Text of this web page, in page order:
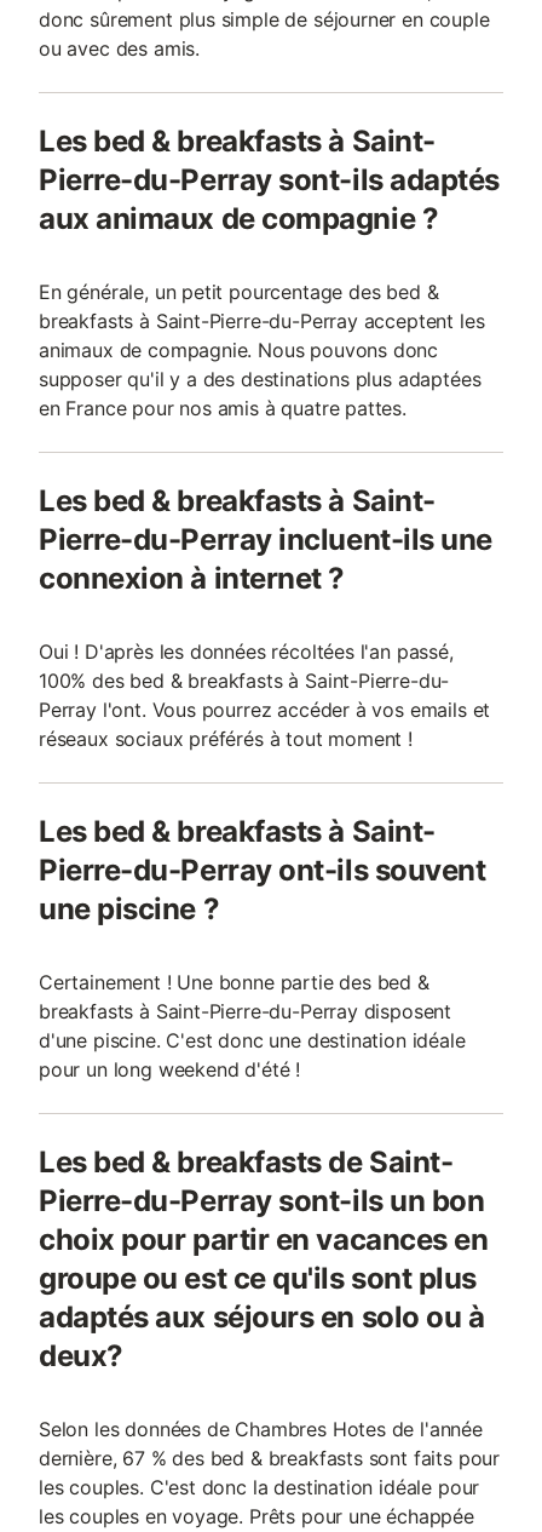
donc sûrement plus simple de séjourner en couple
ou avec des amis.
Les bed & breakfasts à Saint-
Pierre-du-Perray sont-ils adaptés
aux animaux de compagnie ?
En générale, un petit pourcentage des bed &
breakfasts à Saint-Pierre-du-Perray acceptent les
animaux de compagnie. Nous pouvons donc
supposer qu'il y a des destinations plus adaptées
en France pour nos amis à quatre pattes.
Les bed & breakfasts à Saint-
Pierre-du-Perray incluent-ils une
connexion à internet ?
Oui ! D'après les données récoltées l'an passé,
100% des bed & breakfasts à Saint-Pierre-du-
Perray l'ont. Vous pourrez accéder à vos emails et
réseaux sociaux préférés à tout moment !
Les bed & breakfasts à Saint-
Pierre-du-Perray ont-ils souvent
une piscine ?
Certainement ! Une bonne partie des bed &
breakfasts à Saint-Pierre-du-Perray disposent
d'une piscine. C'est donc une destination idéale
pour un long weekend d'été !
Les bed & breakfasts de Saint-
Pierre-du-Perray sont-ils un bon
choix pour partir en vacances en
groupe ou est ce qu'ils sont plus
adaptés aux séjours en solo ou à
deux?
Selon les données de Chambres Hotes de l'année
dernière, 67 % des bed & breakfasts sont faits pour
les couples. C'est donc la destination idéale pour
les couples en voyage. Prêts pour une échappée